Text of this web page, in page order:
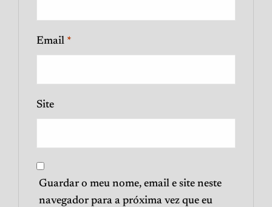
Email *
Site
Guardar o meu nome, email e site neste
navegador para a próxima vez que eu